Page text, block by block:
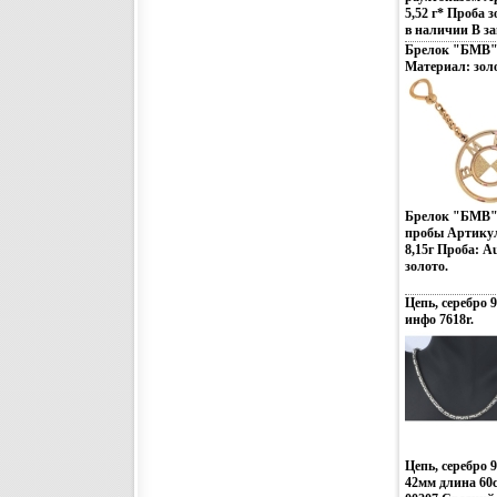
моды и
воплотилось
Zen Zone
украшений,
образ
привилегию
этом заряд
своем успехе.
5,52 г* Проба
в наличии В
изделия вхнъе
Брелок "БМВ"
Материал:
Брелок "БМВ"
пробы
8,15г Проба:
золото.
Цепь, серебро
инфо 7618r.
Цепь, серебро
42мм длина